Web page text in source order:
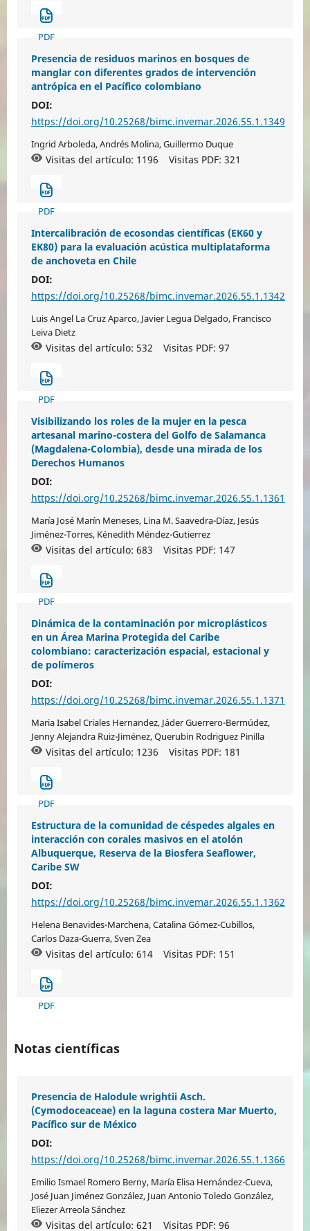
PDF
Presencia de residuos marinos en bosques de
manglar con diferentes grados de intervención
antrópica en el Pacífico colombiano
DOI:
https://doi.org/10.25268/bimc.invemar.2026.55.1.1349
Ingrid Arboleda, Andrés Molina, Guillermo Duque
Visitas del artículo: 1196 Visitas PDF: 321
PDF
Intercalibración de ecosondas científicas (EK60 y
EK80) para la evaluación acústica multiplataforma
de anchoveta en Chile
DOI:
https://doi.org/10.25268/bimc.invemar.2026.55.1.1342
Luis Angel La Cruz Aparco, Javier Legua Delgado, Francisco
Leiva Dietz
Visitas del artículo: 532 Visitas PDF: 97
PDF
Visibilizando los roles de la mujer en la pesca
artesanal marino-costera del Golfo de Salamanca
(Magdalena-Colombia), desde una mirada de los
Derechos Humanos
DOI:
https://doi.org/10.25268/bimc.invemar.2026.55.1.1361
María José Marín Meneses, Lina M. Saavedra-Díaz, Jesús
Jiménez-Torres, Kénedith Méndez-Gutierrez
Visitas del artículo: 683 Visitas PDF: 147
PDF
Dinámica de la contaminación por microplásticos
en un Área Marina Protegida del Caribe
colombiano: caracterización espacial, estacional y
de polímeros
DOI:
https://doi.org/10.25268/bimc.invemar.2026.55.1.1371
Maria Isabel Criales Hernandez, Jáder Guerrero-Bermúdez,
Jenny Alejandra Ruiz-Jiménez, Querubin Rodriguez Pinilla
Visitas del artículo: 1236 Visitas PDF: 181
PDF
Estructura de la comunidad de céspedes algales en
interacción con corales masivos en el atolón
Albuquerque, Reserva de la Biosfera Seaflower,
Caribe SW
DOI:
https://doi.org/10.25268/bimc.invemar.2026.55.1.1362
Helena Benavides-Marchena, Catalina Gómez-Cubillos,
Carlos Daza-Guerra, Sven Zea
Visitas del artículo: 614 Visitas PDF: 151
PDF
Notas científicas
Presencia de Halodule wrightii Asch.
(Cymodoceaceae) en la laguna costera Mar Muerto,
Pacífico sur de México
DOI:
https://doi.org/10.25268/bimc.invemar.2026.55.1.1366
Emilio Ismael Romero Berny, María Elisa Hernández-Cueva,
José Juan Jiménez González, Juan Antonio Toledo González,
Eliezer Arreola Sánchez
Visitas del artículo: 621 Visitas PDF: 96